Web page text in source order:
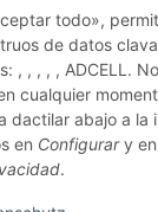
IVA legal., más
todo»,
de datos
, , , , , ADCELL.
cualquier
dactilar abajo a la
en Configurary en
.